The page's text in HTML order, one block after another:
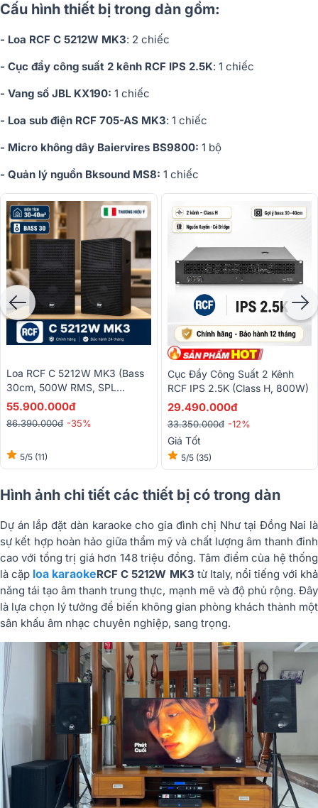
Cấu hình thiết bị trong dàn gồm:
- Loa RCF C 5212W MK3: 2 chiếc
- Cục đẩy công suất 2 kênh RCF IPS 2.5K: 1 chiếc
- Vang số JBL KX190: 1 chiếc
- Loa sub điện RCF 705-AS MK3: 1 chiếc
- Micro không dây Baiervires BS9800: 1 bộ
- Quản lý nguồn Bksound MS8: 1 chiếc
Loa RCF C 5212W MK3 (Bass
30cm, 500W RMS, SPL
132dB)
55.900.000đ
86.390.000đ -35%
5/5 (11)
Cục Đẩy Công Suất 2 Kênh
RCF IPS 2.5K (Class H, 800W)
29.490.000đ
33.350.000đ -12%
Giá Tốt
5/5 (35)
Hình ảnh chi tiết các thiết bị có trong dàn
Dự án lắp đặt dàn karaoke cho gia đình chị Như tại Đồng Nai là
sự kết hợp hoàn hảo giữa thẩm mỹ và chất lượng âm thanh đỉnh
cao với tổng trị giá hơn 148 triệu đồng. Tâm điểm của hệ thống
là cặp loa karaokeRCF C 5212W MK3 từ Italy, nổi tiếng với khả
năng tái tạo âm thanh trung thực, mạnh mẽ và độ phủ rộng. Đây
là lựa chọn lý tưởng để biến không gian phòng khách thành một
sân khấu âm nhạc chuyên nghiệp, sang trọng.